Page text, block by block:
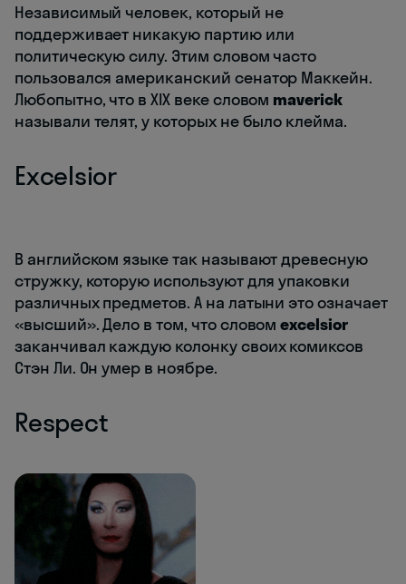
Независимый человек, который не
поддерживает никакую партию или
политическую силу. Этим словом часто
пользовался американский сенатор Маккейн.
Любопытно, что в XIX веке словом maverick
называли телят, у которых не было клейма.
Excelsior
В английском языке так называют древесную
стружку, которую используют для упаковки
различных предметов. А на латыни это означает
«высший». Дело в том, что словомexcelsior
заканчивал каждую колонку своих комиксов
Стэн Ли. Он умер в ноябре.
Respect